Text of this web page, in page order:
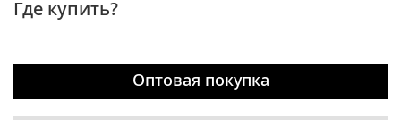
Где купить?
Оптовая покупка